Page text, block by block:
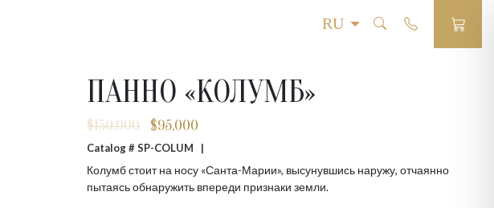
ПАННО «КОЛУМБ»
$150,000
Первоначальная
цена
$150,000.
$95,000
цена:
Catalog # SP-COLUM |
Колумб стоит на носу «Санта-Марии», высунувшись наружу, отчаянно
пытаясь обнаружить впереди признаки земли.